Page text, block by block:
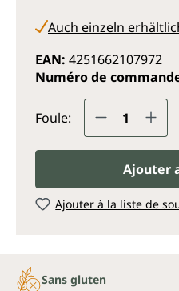
Auch einzeln
EAN: 4251662107972
Numéro de
Foule: Quantité
Ajouter
Ajouter à la liste de
Sans gluten